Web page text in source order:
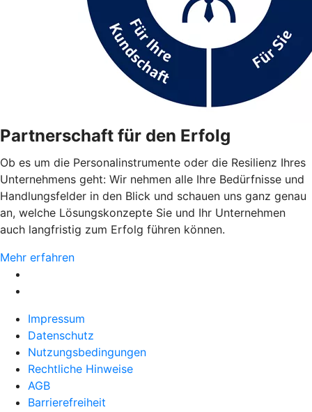
Partnerschaft für den Erfolg
Ob es um die Personalinstrumente oder die Resilienz Ihres
Unternehmens geht: Wir nehmen alle Ihre Bedürfnisse und
Handlungsfelder in den Blick und schauen uns ganz genau
an, welche Lösungskonzepte Sie und Ihr Unternehmen
auch langfristig zum Erfolg führen können.
Mehr erfahren
Impressum
Datenschutz
Nutzungsbedingungen
Rechtliche Hinweise
AGB
Barrierefreiheit